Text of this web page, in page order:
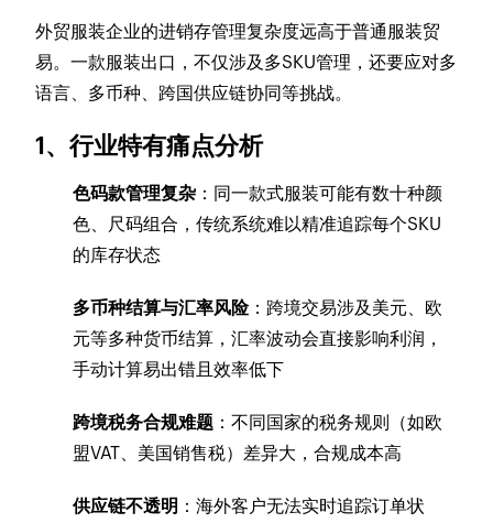
外贸服装企业的进销存管理复杂度远高于普通服装贸
易。一款服装出口，不仅涉及多SKU管理，还要应对多
语言、多币种、跨国供应链协同等挑战。
1、行业特有痛点分析
色码款管理复杂 ：同一款式服装可能有数十种颜
色、尺码组合，传统系统难以精准追踪每个SKU
的库存状态
多币种结算与汇率风险：跨境交易涉及美元、欧
元等多种货币结算，汇率波动会直接影响利润，
手动计算易出错且效率低下
跨境税务合规难题 ：不同国家的税务规则（如欧
盟VAT、美国销售税）差异大，合规成本高
供应链不透明 ：海外客户无法实时追踪订单状